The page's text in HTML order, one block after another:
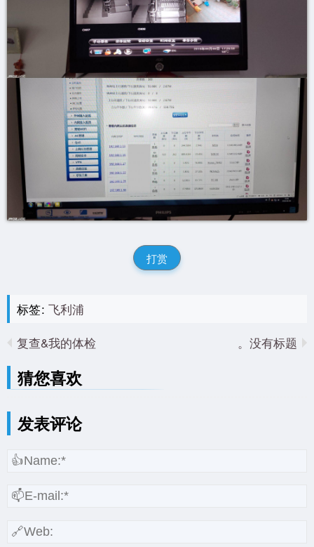
打赏
标签: 飞利浦
复查&我的体检
没有标题。
猜您喜欢
发表评论